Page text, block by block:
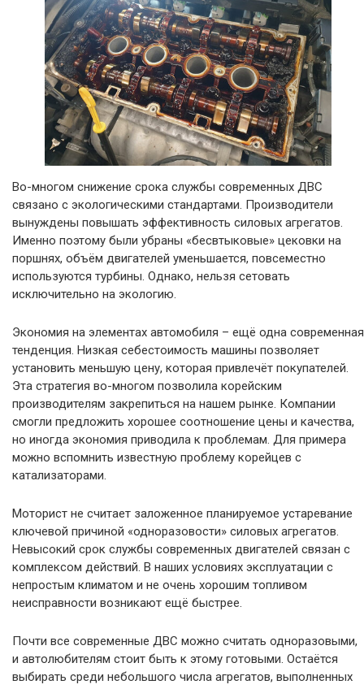
Во-многом снижение срока службы современных ДВС
связано с экологическими стандартами. Производители
вынуждены повышать эффективность силовых агрегатов.
Именно поэтому были убраны «бесвтыковые» цековки на
поршнях, объём двигателей уменьшается, повсеместно
используются турбины. Однако, нельзя сетовать
исключительно на экологию.
Экономия на элементах автомобиля – ещё одна современная
тенденция. Низкая себестоимость машины позволяет
установить меньшую цену, которая привлечёт покупателей.
Эта стратегия во-многом позволила корейским
производителям закрепиться на нашем рынке. Компании
смогли предложить хорошее соотношение цены и качества,
но иногда экономия приводила к проблемам. Для примера
можно вспомнить известную проблему корейцев с
катализаторами.
Моторист не считает заложенное планируемое устаревание
ключевой причиной «одноразовости» силовых агрегатов.
Невысокий срок службы современных двигателей связан с
комплексом действий. В наших условиях эксплуатации с
непростым климатом и не очень хорошим топливом
неисправности возникают ещё быстрее.
Почти все современные ДВС можно считать одноразовыми,
и автолюбителям стоит быть к этому готовыми. Остаётся
выбирать среди небольшого числа агрегатов, выполненных